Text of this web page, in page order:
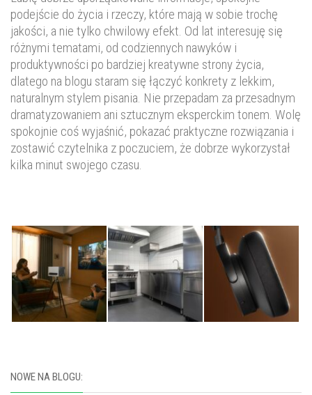
podejście do życia i rzeczy, które mają w sobie trochę
jakości, a nie tylko chwilowy efekt. Od lat interesuję się
różnymi tematami, od codziennych nawyków i
produktywności po bardziej kreatywne strony życia,
dlatego na blogu staram się łączyć konkrety z lekkim,
naturalnym stylem pisania. Nie przepadam za przesadnym
dramatyzowaniem ani sztucznym eksperckim tonem. Wolę
spokojnie coś wyjaśnić, pokazać praktyczne rozwiązania i
zostawić czytelnika z poczuciem, że dobrze wykorzystał
kilka minut swojego czasu.
NOWE NA BLOGU: